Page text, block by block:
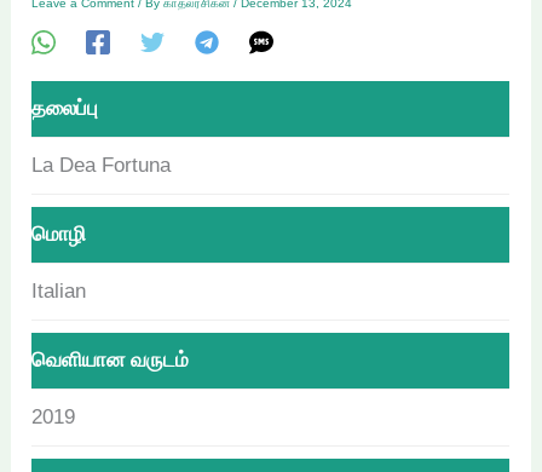
தலைப்பு
La Dea Fortuna
மொழி
Italian
வெளியான வருடம்
2019